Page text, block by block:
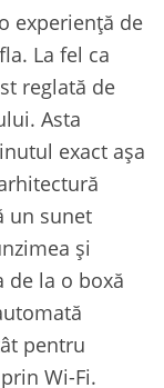
experiență de
La fel ca
reglată de
Asta
exact așa
un sunet
și
de la o boxă
pentru
Wi-Fi.